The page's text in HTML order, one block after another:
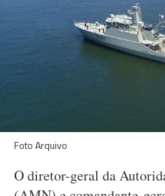
Foto Arquivo
O diretor-geral da